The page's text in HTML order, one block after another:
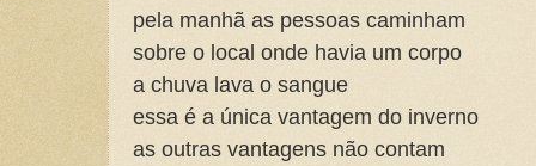
pela manhã as pessoas caminham
sobre o local onde havia um corpo
a chuva lava o sangue
essa é a única vantagem do inverno
as outras vantagens não contam